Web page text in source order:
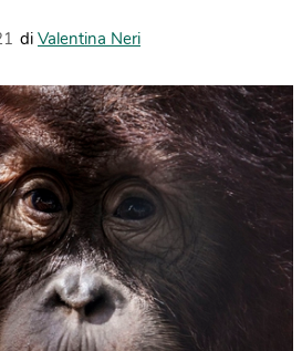
di Valentina Neri